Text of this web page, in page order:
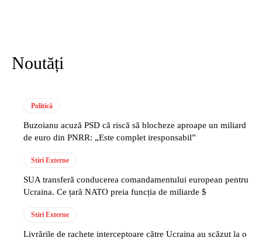
Noutăți
Politică
Buzoianu acuză PSD că riscă să blocheze aproape un miliard
de euro din PNRR: „Este complet iresponsabil”
Stiri Externe
SUA transferă conducerea comandamentului european pentru
Ucraina. Ce țară NATO preia funcția de miliarde $
Stiri Externe
Livrările de rachete interceptoare către Ucraina au scăzut la o